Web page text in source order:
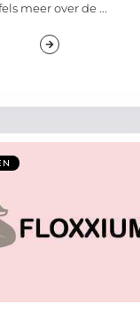
meer over de ...